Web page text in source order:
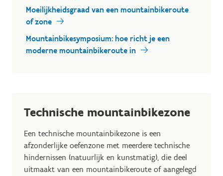
Moeilijkheidsgraad van een mountainbikeroute
of zone
Mountainbikesymposium: hoe richt je een
moderne mountainbikeroute in
Technische mountainbikezone
Een technische mountainbikezone is een
afzonderlijke oefenzone met meerdere technische
hindernissen (natuurlijk en kunstmatig), die deel
uitmaakt van een mountainbikeroute of aangelegd